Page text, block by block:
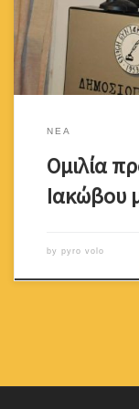
Κυβέρνησης
1974) μέσα από
ΝΕΑ
Ομιλία
Ιακώβου
by pyro volo